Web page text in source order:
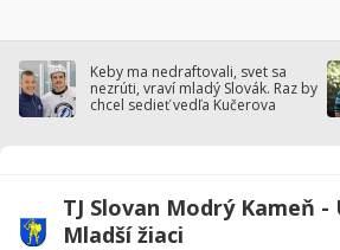
Keby ma nedraftovali, svet sa
nezrúti, vraví mladý Slovák. Raz by
chcel sedieť vedľa Kučerova
TJ Slovan Modrý Kameň -
Mladší žiaci